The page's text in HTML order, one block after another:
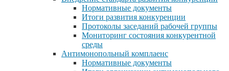
Нормативные документы
Итоги развития конкуренции
Протоколы заседаний рабочей группы
Мониторинг состояния конкурентной
среды
Антимонопольный комплаенс
Нормативные документы